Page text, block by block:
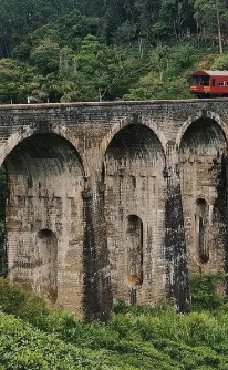
en100 paisa.
Monedas en
Billetes disponibles:
y ₹1,000
Consejo:Verifica
cambiar dinero.
Conversión de
Cada vez que cambies
certificado de cambio.
reconvertir las rupias